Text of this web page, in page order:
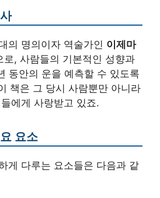
의 명의이자 역술가인 이제마
로, 사람들의 기본적인 성향과
동안의 운을 예측할 수 있도록
책은 그 당시 사람뿐만 아니라
에게 사랑받고 있죠.
요소
게 다루는 요소들은 다음과 같